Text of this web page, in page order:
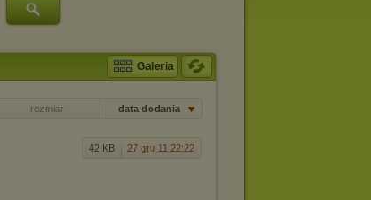
Galeria
rozmiar data dodania
42 KB 27 gru 11 22:22